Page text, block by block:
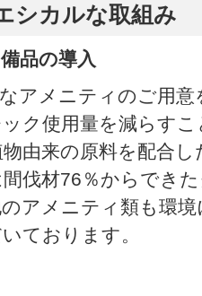
シカルな取組み
品の導入
アメニティのご用
ク使用量を減らす
由来の原料を配合
伐材76％からでき
アメニティ類も環
ております。